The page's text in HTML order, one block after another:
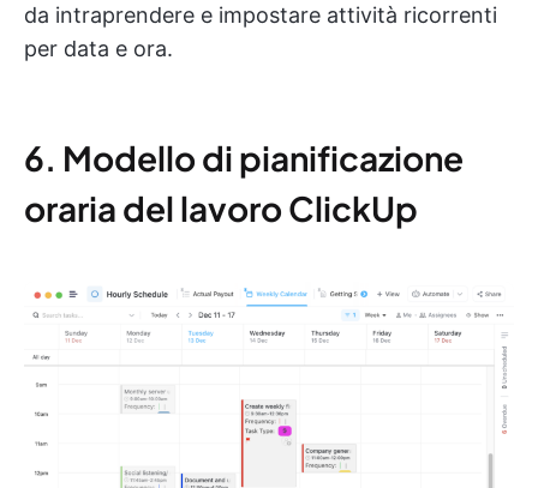
da intraprendere e impostare attività ricorrenti
per data e ora.
6. Modello di pianificazione
oraria del lavoro ClickUp